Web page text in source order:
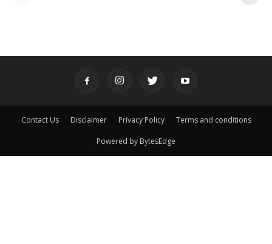
Contact Us Disclaimer Privacy Policy Terms and conditions
Powered by BytesEdge